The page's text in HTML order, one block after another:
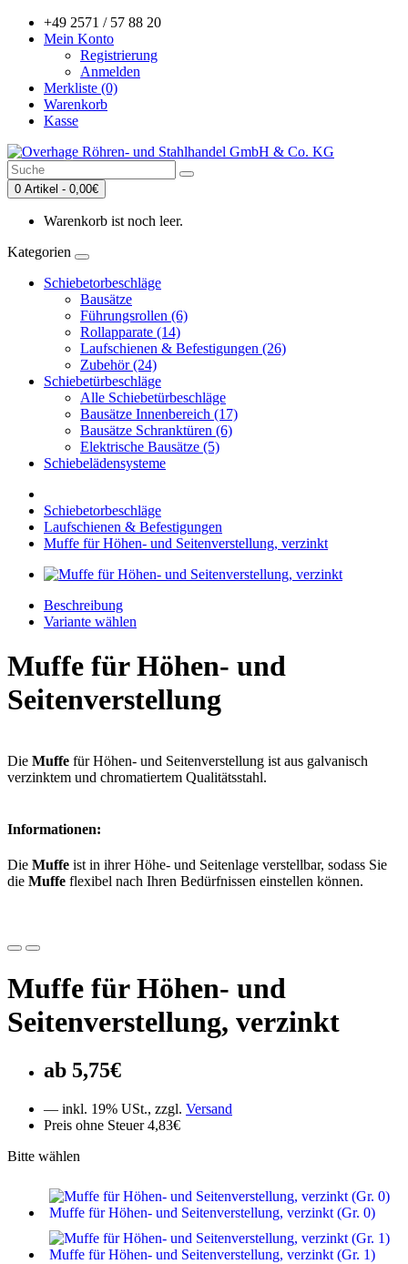
+49 2571 / 57 88 20
Mein Konto
Registrierung
Anmelden
Merkliste (0)
Warenkorb
Kasse
0 Artikel - 0,00€
Warenkorb ist noch leer.
Kategorien
Schiebetorbeschläge
Bausätze
Führungsrollen (6)
Rollapparate (14)
Laufschienen & Befestigungen (26)
Zubehör (24)
Schiebetürbeschläge
Alle Schiebetürbeschläge
Bausätze Innenbereich (17)
Bausätze Schranktüren (6)
Elektrische Bausätze (5)
Schiebelädensysteme
Schiebetorbeschläge
Laufschienen & Befestigungen
Muffe für Höhen- und Seitenverstellung, verzinkt
Beschreibung
Variante wählen
Muffe für Höhen- und
Seitenverstellung
Die Muffe für Höhen- und Seitenverstellung ist aus galvanisch
verzinktem und chromatiertem Qualitätsstahl.
Informationen:
Die Muffe ist in ihrer Höhe- und Seitenlage verstellbar, sodass Sie
die Muffe flexibel nach Ihren Bedürfnissen einstellen können.
Muffe für Höhen- und
Seitenverstellung, verzinkt
5,75€
— inkl. 19% USt., zzgl. Versand
Preis ohne Steuer 4,83€
Bitte wählen
Muffe für Höhen- und Seitenverstellung, verzinkt (Gr. 0)
Muffe für Höhen- und Seitenverstellung, verzinkt (Gr. 1)